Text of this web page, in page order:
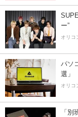
ー”
オリコ
パソ
選」
オリコ
「